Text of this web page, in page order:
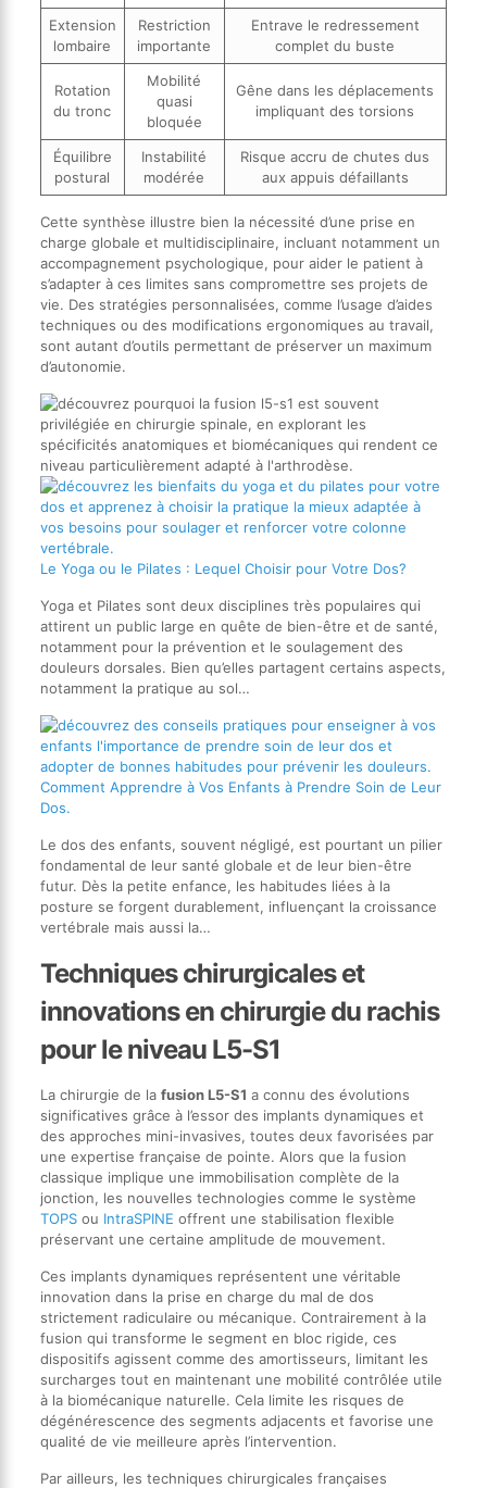
Extension
lombaire
Restriction
importante
Entrave le redressement
complet du buste
Rotation
du tronc
Mobilité
quasi
bloquée
Gêne dans les déplacements
impliquant des torsions
Équilibre
postural
Instabilité
modérée
Risque accru de chutes dus
aux appuis défaillants
Cette synthèse illustre bien la nécessité d’une prise en
charge globale et multidisciplinaire, incluant notamment un
accompagnement psychologique, pour aider le patient à
s’adapter à ces limites sans compromettre ses projets de
vie. Des stratégies personnalisées, comme l’usage d’aides
techniques ou des modifications ergonomiques au travail,
sont autant d’outils permettant de préserver un maximum
d’autonomie.
Le Yoga ou le Pilates : Lequel Choisir pour Votre Dos?
Yoga et Pilates sont deux disciplines très populaires qui
attirent un public large en quête de bien-être et de santé,
notamment pour la prévention et le soulagement des
douleurs dorsales. Bien qu’elles partagent certains aspects,
notamment la pratique au sol…
Comment Apprendre à Vos Enfants à Prendre Soin de Leur
Dos.
Le dos des enfants, souvent négligé, est pourtant un pilier
fondamental de leur santé globale et de leur bien-être
futur. Dès la petite enfance, les habitudes liées à la
posture se forgent durablement, influençant la croissance
vertébrale mais aussi la…
Techniques chirurgicales et
innovations en chirurgie du rachis
pour le niveau L5-S1
La chirurgie de la fusion L5-S1 a connu des évolutions
significatives grâce à l’essor des implants dynamiques et
des approches mini-invasives, toutes deux favorisées par
une expertise française de pointe. Alors que la fusion
classique implique une immobilisation complète de la
jonction, les nouvelles technologies comme le système
TOPSou IntraSPINE offrent une stabilisation flexible
préservant une certaine amplitude de mouvement.
Ces implants dynamiques représentent une véritable
innovation dans la prise en charge du mal de dos
strictement radiculaire ou mécanique. Contrairement à la
fusion qui transforme le segment en bloc rigide, ces
dispositifs agissent comme des amortisseurs, limitant les
surcharges tout en maintenant une mobilité contrôlée utile
à la biomécanique naturelle. Cela limite les risques de
dégénérescence des segments adjacents et favorise une
qualité de vie meilleure après l’intervention.
Par ailleurs, les techniques chirurgicales françaises